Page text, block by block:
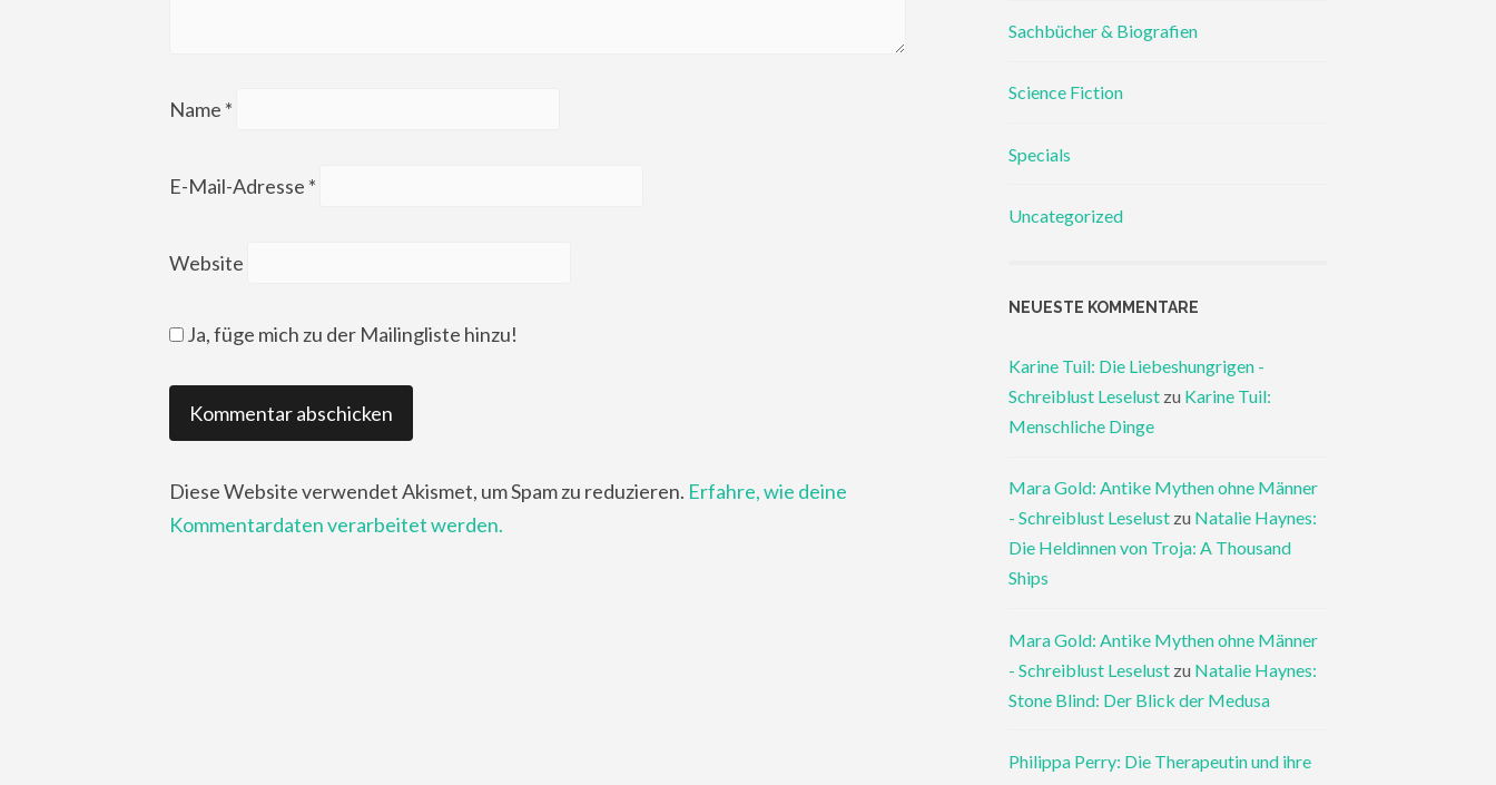
Name *
E-Mail-Adresse *
Website
Ja, füge mich zu der Mailingliste hinzu!
Diese Website verwendet Akismet, um Spam zu reduzieren. Erfahre, wie deine
Kommentardaten verarbeitet werden.
Sachbücher & Biografien
Science Fiction
Specials
Uncategorized
NEUESTE KOMMENTARE
Karine Tuil: Die Liebeshungrigen -
Schreiblust Leselust zu Karine Tuil:
Menschliche Dinge
Mara Gold: Antike Mythen ohne Männer
- Schreiblust Leselust zu Natalie Haynes:
Die Heldinnen von Troja: A Thousand
Ships
Mara Gold: Antike Mythen ohne Männer
- Schreiblust Leselust zu Natalie Haynes:
Stone Blind: Der Blick der Medusa
Philippa Perry: Die Therapeutin und ihre